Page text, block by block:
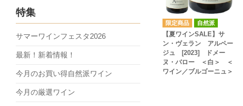
自然派
【夏ワインSALE】サ
ン・ヴェラン アルペー
ジュ [2023] ドメー
ヌ・バロー ＜白＞ ＜
ワイン／ブルゴーニュ＞
特集
サマーワインフェスタ2026
最新！新着情報！
今月のお買い得自然派ワイン
今月の厳選ワイン